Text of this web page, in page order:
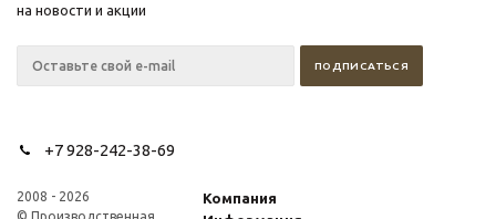
на новости и акции
+7 928-242-38-69
2008 - 2026
Компания